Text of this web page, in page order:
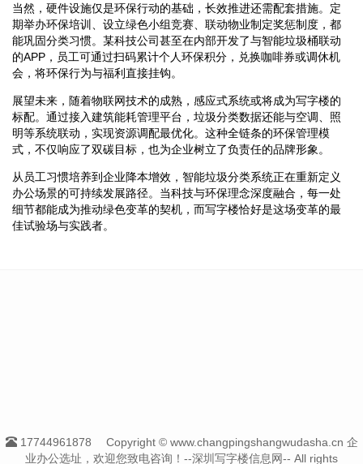
当然，硬件设施仅是环保行动的基础，长效推进还需配套措施。定
期举办环保培训、设立绿色小组竞赛、联动物业制定奖惩制度，都
能巩固分类习惯。某科技公司甚至在内部开发了与智能垃圾桶联动
的APP，员工可通过扫码累计个人环保积分，兑换咖啡券或调休机
会，将环保行为与福利直接挂钩。
展望未来，随着物联网技术的成熟，感应式系统或将成为写字楼的
标配。通过接入建筑能耗管理平台，垃圾分类数据还能与空调、照
明等系统联动，实现资源调配最优化。这种全链条的环保管理模
式，不仅响应了双碳目标，也为企业树立了负责任的品牌形象。
从员工习惯培养到企业降本增效，智能垃圾分类系统正在重新定义
办公场景的可持续发展路径。当科技与环保理念深度融合，每一处
细节都能成为推动绿色变革的契机，而写字楼恰好是这场变革的最
佳试验场与实践者。
17744961878
Copyright © www.changpingshangwudasha.cn 企
业办公选址，欢迎您致电咨询！--深圳写字楼信息网-- All rights